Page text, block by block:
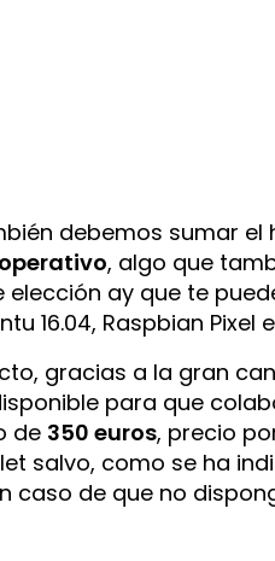
debemos sumar el
, algo que
ay que te
16.04, Raspbian Pixel
gracias a la gran
para que
de 350 euros, precio
salvo, como se ha
de que no